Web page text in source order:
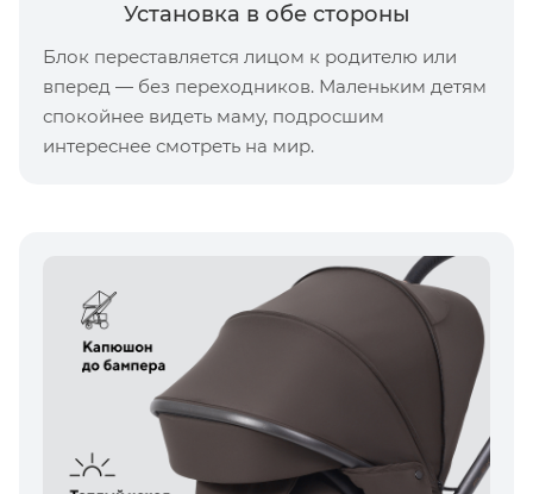
Установка в обе стороны
Блок переставляется лицом к родителю или
вперед — без переходников. Маленьким детям
спокойнее видеть маму, подросшим
интереснее смотреть на мир.